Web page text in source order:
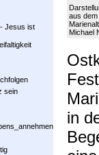
Jesus ist
sein
aus
Michael
in